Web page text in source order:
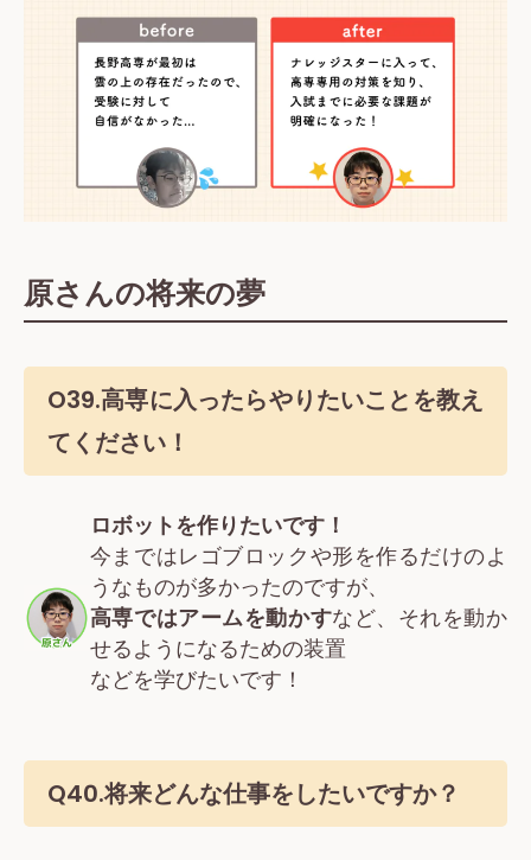
原さんの将来の夢
O39.高専に入ったらやりたいことを教え
てください！
ロボットを作りたいです！
今まではレゴブロックや形を作るだけのよ
うなものが多かったのですが、
高専ではアームを動かすなど、それを動か
せるようになるための装置
などを学びたいです！
Q40.将来どんな仕事をしたいですか？